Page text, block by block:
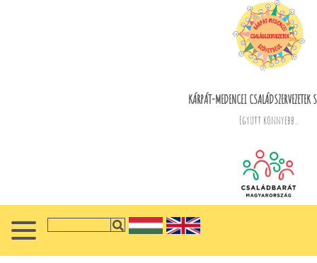
KÁRPÁT-MEDENCEI CSALÁDSZERVEZETEK
Együtt könnyebb...